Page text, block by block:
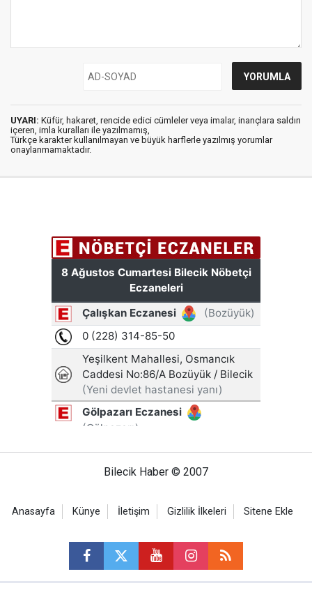
UYARI: Küfür, hakaret, rencide edici cümleler veya imalar, inançlara saldırı
içeren, imla kuralları ile yazılmamış,
Türkçe karakter kullanılmayan ve büyük harflerle yazılmış yorumlar
onaylanmamaktadır.
Bilecik Haber © 2007
Anasayfa Künye İletişim Gizlilik İlkeleri Sitene Ekle